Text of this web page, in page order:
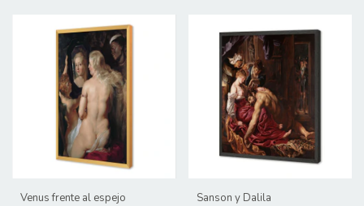
Venus frente al espejo
Sanson y Dalila